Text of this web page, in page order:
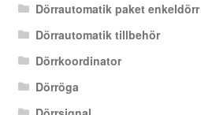
Dörrautomatik paket enkeldörr
Dörrautomatik tillbehör
Dörrkoordinator
Dörröga